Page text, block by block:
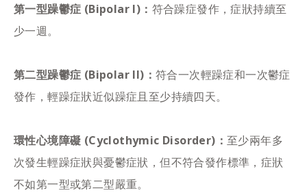
第一型躁鬱症 (Bipolar I)： 符合躁症發作，症狀持續至
少一週。
第二型躁鬱症 (Bipolar II)： 符合一次輕躁症和一次鬱症
發作，輕躁症狀近似躁症且至少持續四天。
環性心境障礙 (Cyclothymic Disorder)： 至少兩年多
次發生輕躁症狀與憂鬱症狀，但不符合發作標準，症狀
不如第一型或第二型嚴重。